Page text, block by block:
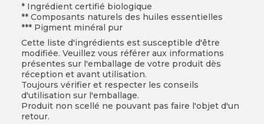
* Ingrédient certifié biologique
** Composants naturels des huiles essentielles
*** Pigment minéral pur
Cette liste d'ingrédients est susceptible d'être
modifiée. Veuillez vous référer aux informations
présentes sur l'emballage de votre produit dès
réception et avant utilisation.
Toujours vérifier et respecter les conseils
d'utilisation sur l'emballage.
Produit non scellé ne pouvant pas faire l'objet d'un
retour.